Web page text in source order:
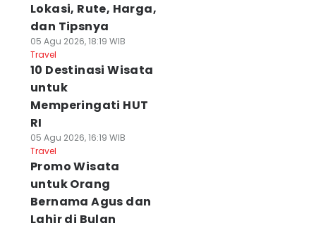
Lokasi, Rute, Harga,
dan Tipsnya
05 Agu 2026, 18:19 WIB
Travel
10 Destinasi Wisata
untuk
Memperingati HUT
RI
05 Agu 2026, 16:19 WIB
Travel
Promo Wisata
untuk Orang
Bernama Agus dan
Lahir di Bulan